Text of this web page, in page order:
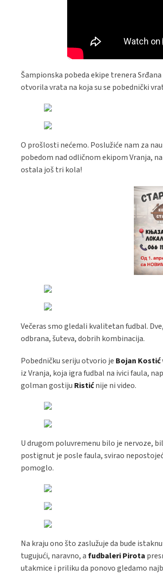
Šampionska pobeda ekipe trenera
otvorila vrata na koja su se pobednički
O prošlosti nećemo. Poslužiće nam za
pobedom nad odličnom ekipom Vranja,
ostala još tri kola!
Večeras smo gledali kvalitetan fudbal.
odbrana, šuteva, dobrih kombinacija.
Pobedničku seriju otvorio je Bojan Kostić
iz Vranja, koja igra fudbal na ivici faula,
golman gostiju Ristićnije ni video.
U drugom poluvremenu bilo je nervoze,
postignut je posle faula, svirao
pomoglo.
Na kraju ono što zaslužuje da bude
tugujući, naravno, afudbaleri Pirota
utakmice i priliku da ponovo gledamo